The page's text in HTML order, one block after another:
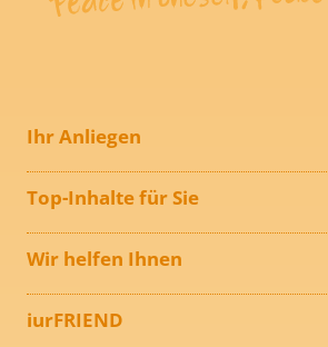
Ihr Anliegen
Top-Inhalte für Sie
Wir helfen Ihnen
iurFRIEND